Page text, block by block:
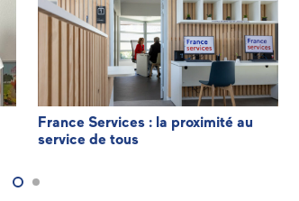
France Services : la proximité au
service de tous